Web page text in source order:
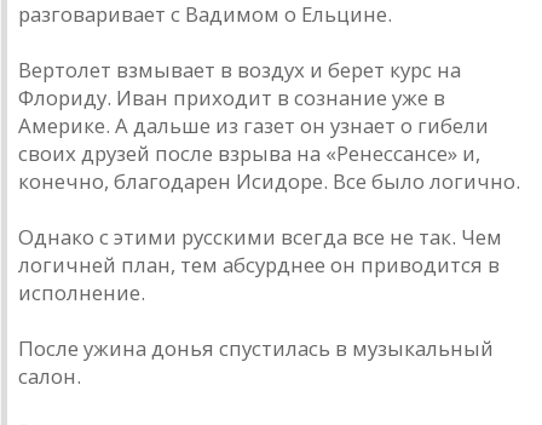
разговаривает с Вадимом о Ельцине.
Вертолет взмывает в воздух и берет курс на
Флориду. Иван приходит в сознание уже в
Америке. А дальше из газет он узнает о гибели
своих друзей после взрыва на «Ренессансе» и,
конечно, благодарен Исидоре. Все было логично.
Однако с этими русскими всегда все не так. Чем
логичней план, тем абсурднее он приводится в
исполнение.
После ужина донья спустилась в музыкальный
салон.